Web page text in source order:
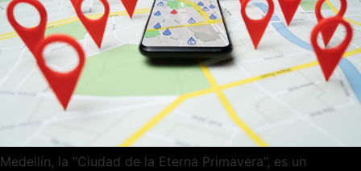
Medellín, la “Ciudad de la Eterna Primavera”, es un